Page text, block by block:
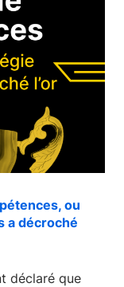
ou
a décroché
déclaré que